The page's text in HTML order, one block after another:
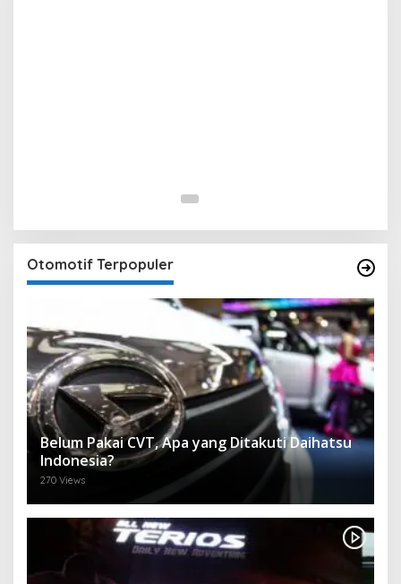
Otomotif Terpopuler
Belum Pakai CVT, Apa yang Ditakuti Daihatsu
Indonesia?
270 Views